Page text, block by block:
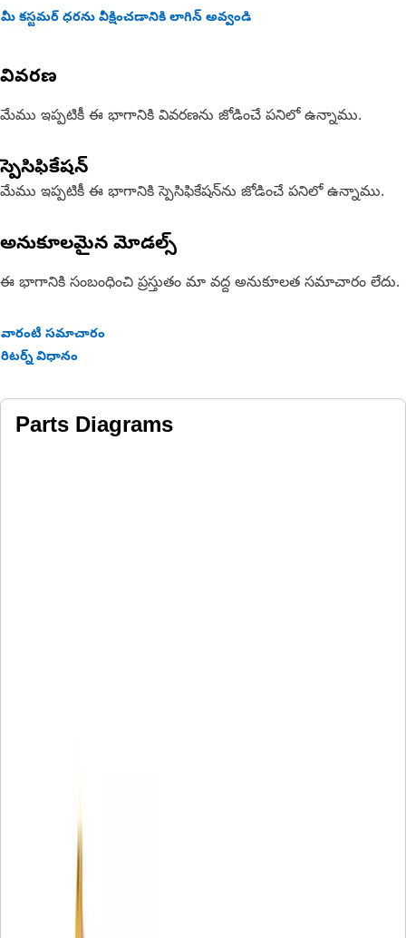
మీ కస్టమర్ ధరను వీక్షించడానికి లాగిన్ అవ్వండి
వివరణ
మేము ఇప్పటికీ ఈ భాగానికి వివరణను జోడించే పనిలో ఉన్నాము.
స్పెసిఫికేషన్
మేము ఇప్పటికీ ఈ భాగానికి స్పెసిఫికేషన్‌ను జోడించే పనిలో ఉన్నాము.
అనుకూలమైన మోడల్స్
ఈ భాగానికి సంబంధించి ప్రస్తుతం మా వద్ద అనుకూలత సమాచారం లేదు.
వారంటీ సమాచారం
రిటర్న్ విధానం
Parts Diagrams